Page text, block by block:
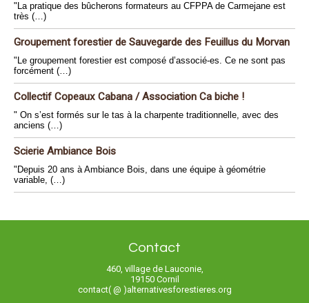
"La pratique des bûcherons formateurs au CFPPA de Carmejane est
très (…)
Groupement forestier de Sauvegarde des Feuillus du Morvan
"Le groupement forestier est composé d’associé-es. Ce ne sont pas
forcément (…)
Collectif Copeaux Cabana / Association Ca biche !
" On s’est formés sur le tas à la charpente traditionnelle, avec des
anciens (…)
Scierie Ambiance Bois
"Depuis 20 ans à Ambiance Bois, dans une équipe à géométrie
variable, (…)
Contact
460, village de Lauconie,
19150 Cornil
contact( @ )alternativesforestieres.org